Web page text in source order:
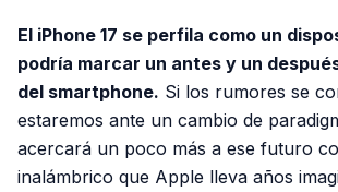
El iPhone 17 se perfila como un
podría marcar un antes y un
del smartphone. Si los rumores se
estaremos ante un cambio de
acercará un poco más a ese futuro
inalámbrico que Apple lleva años